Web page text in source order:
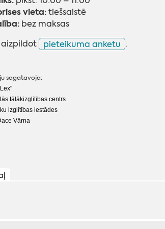
vieta: tiešsaistē
bez maksas
pieteikuma anketu .
sagatavoja:
tālākizglītības centrs
izglītības iestādes
Vārna